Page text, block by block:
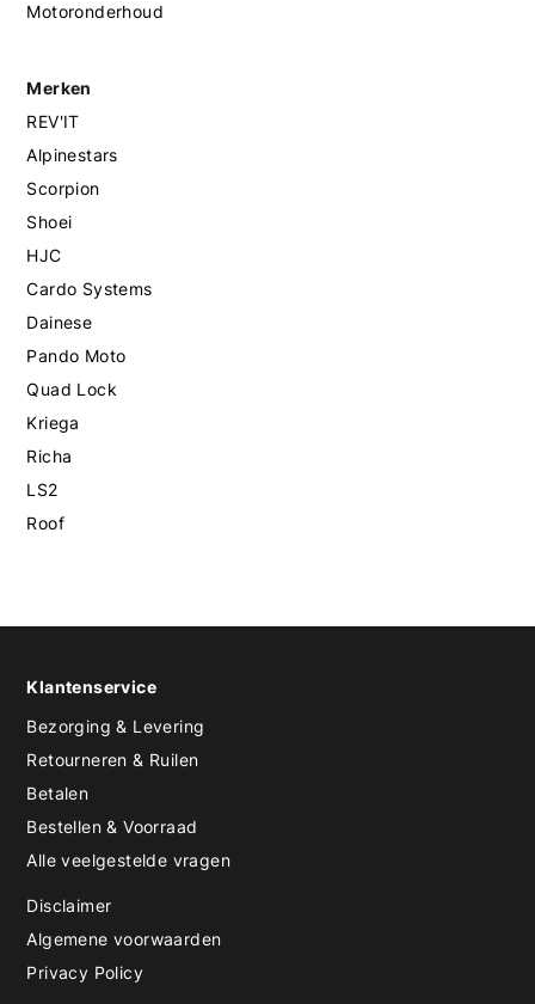
Motoronderhoud
Merken
REV'IT
Alpinestars
Scorpion
Shoei
HJC
Cardo Systems
Dainese
Pando Moto
Quad Lock
Kriega
Richa
LS2
Roof
Klantenservice
Bezorging & Levering
Retourneren & Ruilen
Betalen
Bestellen & Voorraad
Alle veelgestelde vragen
Disclaimer
Algemene voorwaarden
Privacy Policy